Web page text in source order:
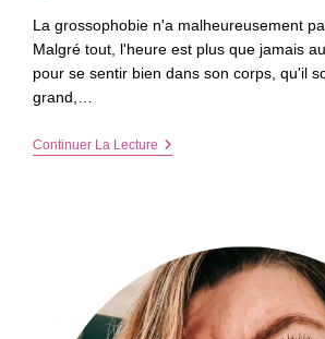
La grossophobie n'a malheureusement
Malgré tout, l'heure est plus que jamais
pour se sentir bien dans son corps, qu'il
grand,…
Continuer La LectureZoom
Ultra-
Confortables
Pour
Cet